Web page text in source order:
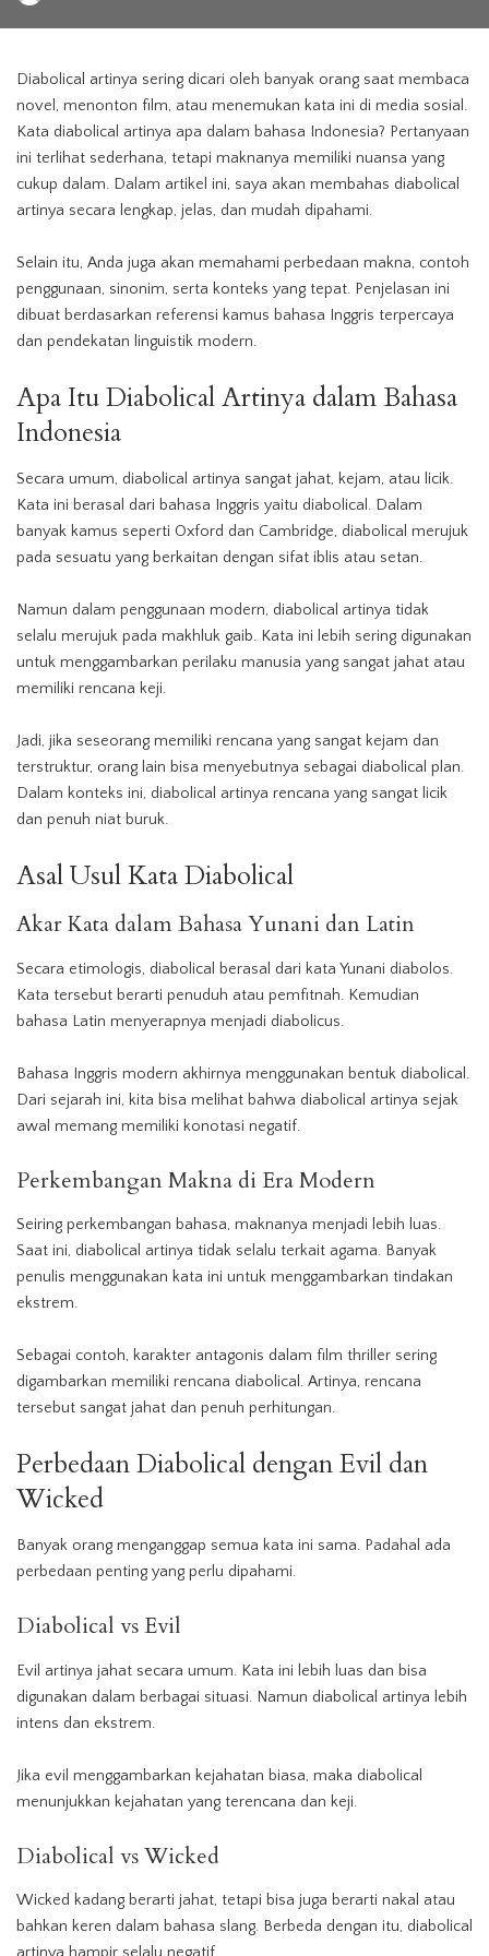
Diabolical artinya sering dicari oleh banyak orang saat membaca
novel, menonton film, atau menemukan kata ini di media sosial.
Kata diabolical artinya apa dalam bahasa Indonesia? Pertanyaan
ini terlihat sederhana, tetapi maknanya memiliki nuansa yang
cukup dalam. Dalam artikel ini, saya akan membahas diabolical
artinya secara lengkap, jelas, dan mudah dipahami.
Selain itu, Anda juga akan memahami perbedaan makna, contoh
penggunaan, sinonim, serta konteks yang tepat. Penjelasan ini
dibuat berdasarkan referensi kamus bahasa Inggris terpercaya
dan pendekatan linguistik modern.
Apa Itu Diabolical Artinya dalamBahasa
Indonesia
Secara umum, diabolical artinya sangat jahat, kejam, atau licik.
Kata ini berasal dari bahasa Inggris yaitu diabolical. Dalam
banyak kamus seperti Oxford dan Cambridge, diabolical merujuk
pada sesuatu yang berkaitan dengan sifat iblis atau setan.
Namun dalam penggunaan modern, diabolical artinya tidak
selalu merujuk pada makhluk gaib. Kata ini lebih sering digunakan
untuk menggambarkan perilaku manusia yang sangat jahat atau
memiliki rencana keji.
Jadi, jika seseorang memiliki rencana yang sangat kejam dan
terstruktur, orang lain bisa menyebutnya sebagai diabolical plan.
Dalam konteks ini, diabolical artinya rencana yang sangat licik
dan penuh niat buruk.
Asal Usul KataDiabolical
Akar Kata dalam Bahasa Yunani dan Latin
Secara etimologis, diabolical berasal dari kata Yunani diabolos.
Kata tersebut berarti penuduh atau pemfitnah. Kemudian
bahasa Latin menyerapnya menjadi diabolicus.
Bahasa Inggris modern akhirnya menggunakan bentuk diabolical.
Dari sejarah ini, kita bisa melihat bahwa diabolical artinya sejak
awal memang memiliki konotasi negatif.
Perkembangan Makna diEra Modern
Seiring perkembangan bahasa, maknanya menjadi lebih luas.
Saat ini, diabolical artinya tidak selalu terkait agama. Banyak
penulis menggunakan kata ini untuk menggambarkan tindakan
ekstrem.
Sebagai contoh, karakter antagonis dalam film thriller sering
digambarkan memiliki rencana diabolical. Artinya, rencana
tersebut sangat jahat dan penuh perhitungan.
Perbedaan Diabolical denganEvil dan
Wicked
Banyak orang menganggap semua kata ini sama. Padahal ada
perbedaan penting yang perlu dipahami.
Diabolical vs Evil
Evil artinya jahat secara umum. Kata ini lebih luas dan bisa
digunakan dalam berbagai situasi. Namun diabolical artinya lebih
intens dan ekstrem.
Jika evil menggambarkan kejahatan biasa, maka diabolical
menunjukkan kejahatan yang terencana dan keji.
Diabolical vs Wicked
Wicked kadang berarti jahat, tetapi bisa juga berarti nakal atau
bahkan keren dalam bahasa slang. Berbeda dengan itu, diabolical